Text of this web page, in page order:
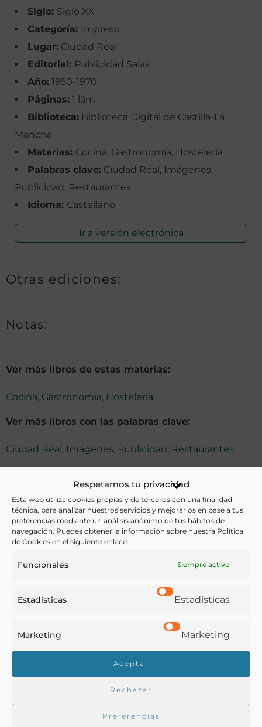
Respetamos tu privacidad
Esta web utiliza cookies propias y de terceros con una finalidad
técnica, para analizar nuestros servicios y mejorarlos en base a tus
preferencias mediante un análisis anónimo de tus hábitos de
navegación. Puedes obtener la información sobre nuestra Política
de Cookies en el siguiente enlace:
Funcionales Siempre activo
Estadísticas Estadísticas
Marketing Marketing
Aceptar
Rechazar
Preferencias
Siglo: Siglo XX
Categoría: Impreso
Lugar: Ciudad Real
Editorial: Publicidad Salas
Año: 1950-1970
Páginas: 1 lám.
Biblioteca: Biblioteca Digital de Castilla-La
Mancha
Materias: Cocina, Gastronomía, Hostelería
Palabras clave: Ciudad Real, Imágenes,
Publicidad, Restaurantes
Idioma: Castellano
Ir a versión electrónica
Otras ediciones:
Notas:
Ver más libros de estas materias:
Cocina, Gastronomía, Hostelería
Ver más libros con las palabras clave:
Ciudad Real, Imágenes, Publicidad, Restaurantes
Buscar en la biblioteca
Buscar